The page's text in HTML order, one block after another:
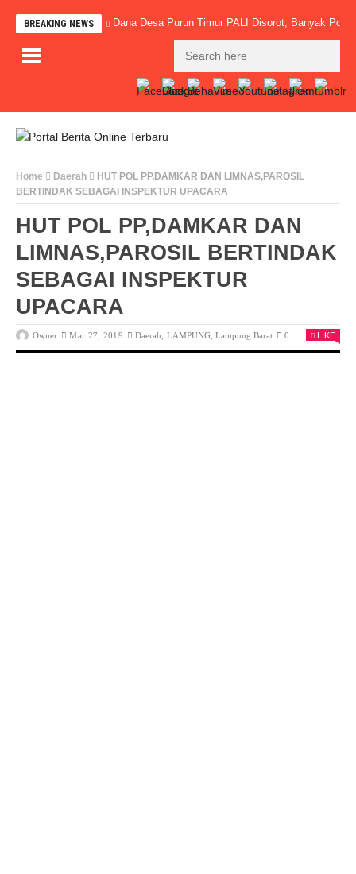
BREAKING NEWS Dana Desa Purun Timur PALI Disorot, Banyak
Home Daerah
HUT POL PP,DAMKAR DAN LIMNAS,PAROSIL
BERTINDAK SEBAGAI INSPEKTUR UPACARA
HUT POL PP,DAMKAR DAN
LIMNAS,PAROSIL BERTINDAK
SEBAGAI INSPEKTUR
UPACARA
Owner Mar 27, 2019 Daerah LAMPUNG,Lampung Barat 0 LIKE